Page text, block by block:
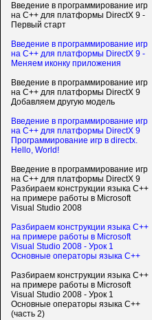
Введение в программирование игр
на С++ для платформы DirectX 9 -
Первый старт
Введение в программирование игр
на С++ для платформы DirectX 9 -
Меняем иконку приложения
Введение в программирование игр
на С++ для платформы DirectX 9
Добавляем другую модель
Введение в программирование игр
на С++ для платформы DirectX 9
Программирование игр в directx.
Hello, World!
Введение в программирование игр
на С++ для платформы DirectX 9
Разбираем конструкции языка C++
на примере работы в Microsoft
Visual Studio 2008
Разбираем конструкции языка C++
на примере работы в Microsoft
Visual Studio 2008 - Урок 1
Основные операторы языка C++
Разбираем конструкции языка C++
на примере работы в Microsoft
Visual Studio 2008 - Урок 1
Основные операторы языка C++
(часть 2)